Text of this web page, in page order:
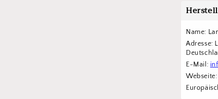
Name:
Adresse:
E-Mail:
Webseite: